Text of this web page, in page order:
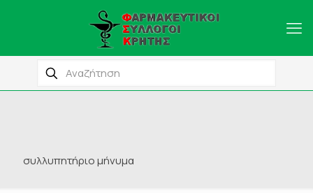
συλλυπητήριο μήνυμα